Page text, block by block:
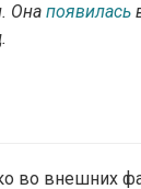
Она появилась
во внешних